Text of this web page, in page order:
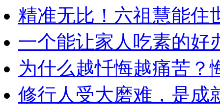
精准无比！六祖慧能住
一个能让家人吃素的好
为什么越忏悔越痛苦？
修行人受大磨难，是成